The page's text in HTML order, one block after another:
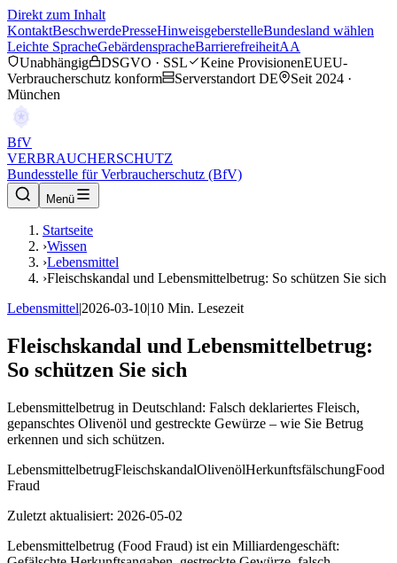
Direkt zum Inhalt
KontaktBeschwerdePresseHinweisgeberstelleBundesland wählen
Leichte SpracheGebärdenspracheBarrierefreiheitAA
Unabhängig
DSGVO · SSL Keine ProvisionenEUEU-
Verbraucherschutz konform
Serverstandort DE
Seit 2024 ·
München
BfV
VERBRAUCHERSCHUTZ
Bundesstelle für Verbraucherschutz (BfV)
Menü
Startseite
›Wissen
›Lebensmittel
›Fleischskandal und Lebensmittelbetrug: So schützen Sie sich
Lebensmittel|2026-03-10|10 Min. Lesezeit
Fleischskandal und Lebensmittelbetrug:
So schützen Sie sich
Lebensmittelbetrug in Deutschland: Falsch deklariertes Fleisch,
gepanschtes Olivenöl und gestreckte Gewürze – wie Sie Betrug
erkennen und sich schützen.
LebensmittelbetrugFleischskandalOlivenölHerkunftsfälschungFood
Fraud
Zuletzt aktualisiert: 2026-05-02
Lebensmittelbetrug (Food Fraud) ist ein Milliardengeschäft: